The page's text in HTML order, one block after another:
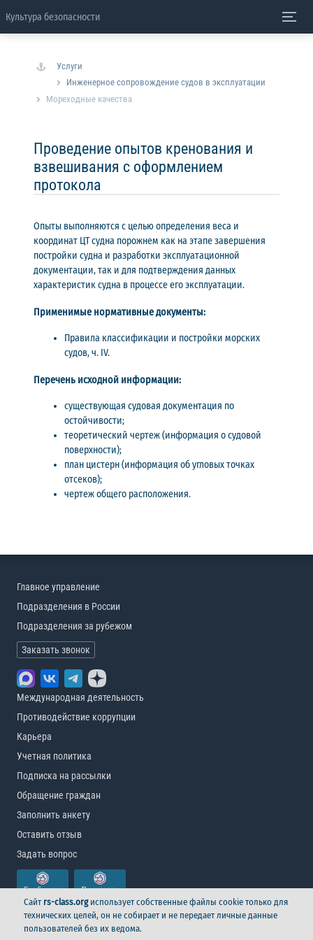
Культура безопасности
Услуги
Инженерное сопровождение судов в эксплуатации
Мореходные качества
Проведение опытов кренования и
взвешивания с оформлением
протокола
Опыты выполняются с целью определения веса и
координат ЦТ судна порожнем как на этапе завершения
постройки судна и разработки эксплуатационной
документации, так и для подтверждения данных
характеристик судна в процессе его эксплуатации.
Применимые нормативные документы:
Правила классификации и постройки морских
судов, ч. IV.
Перечень исходной информации:
существующая судовая документация по
остойчивости;
теоретический чертеж (информация о судовой
поверхности);
план цистерн (информация об угловых точках
отсеков);
чертеж общего расположения.
Главное управление
Подразделения в России
Подразделения за рубежом
Заказать звонок
Международная деятельность
Противодействие коррупции
Карьера
Учетная политика
Подписка на рассылки
Обращение граждан
Заполнить анкету
Оставить отзыв
Задать вопрос
Сайт rs-class.orgиспользует собственные файлы cookie только для
технических целей, он не собирает и не передает личные данные
пользователей без их ведома.